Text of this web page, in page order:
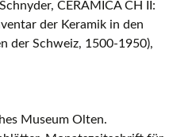
CERAMICA CH II:
der Keramik in den
der Schweiz, 1500-1950),
Museum Olten.